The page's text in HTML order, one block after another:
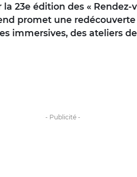
23e édition des «
promet une
immersives, des ateliers